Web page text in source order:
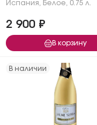
Испания Белое 0.75 л.
2 900 ₽
В корзину
В наличии